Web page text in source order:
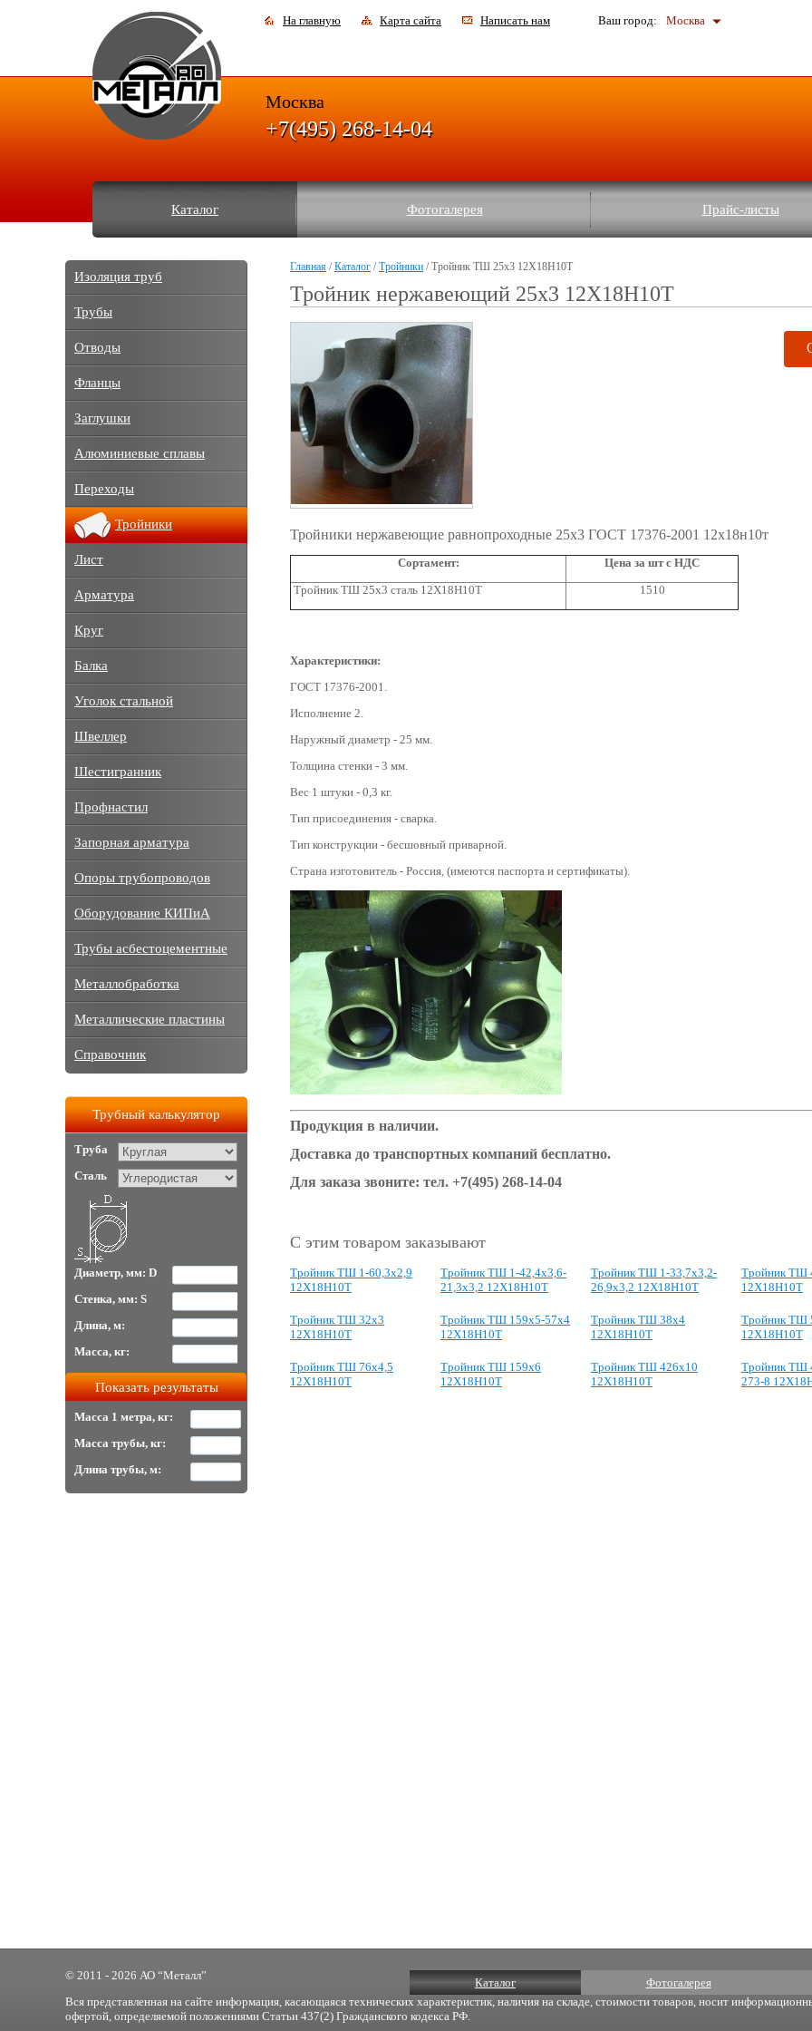
На главную Карта сайта Написать нам Ваш город: Москва
Каталог Фотогалерея Прайс-листы
Москва
+7(495) 268-14-04
Главная /Каталог /Тройники / Тройник ТШ 25х3 12Х18Н10Т
Тройник нержавеющий 25х3 12Х18Н10Т
Тройники нержавеющие равнопроходные 25х3 ГОСТ 17376-2001 12х18н10т
Сортамент:
Цена за шт с НДС
Тройник ТШ 25х3 сталь 12Х18Н10Т
1510
Характеристики:
ГОСТ 17376-2001.
Исполнение 2.
Наружный диаметр - 25 мм.
Толщина стенки - 3 мм.
Вес 1 штуки - 0,3 кг.
Тип присоединения - сварка.
Тип конструкции - бесшовный приварной.
Страна изготовитель - Россия, (имеются паспорта и сертификаты).
Продукция в наличии.
Доставка до транспортных компаний бесплатно.
Для заказа звоните: тел. +7(495) 268-14-04
С этим товаром заказывают
Тройник ТШ 1-60,3х2,9
12Х18Н10Т
Тройник ТШ 1-42,4х3,6-
21,3х3,2 12Х18Н10Т
Тройник ТШ 1-33,7х3,2-
26,9х3,2 12Х18Н10Т
Тройник ТШ
12Х18Н10Т
Тройник ТШ 32х3
12Х18Н10Т
Тройник ТШ 159х5-57х4
12Х18Н10Т
Тройник ТШ 38х4
12Х18Н10Т
Тройник ТШ
12Х18Н10Т
Тройник ТШ 76х4,5
12Х18Н10Т
Тройник ТШ 159х6
12Х18Н10Т
Тройник ТШ 426х10
12Х18Н10Т
Тройник ТШ
273-8
Изоляция труб
Трубы
Отводы
Фланцы
Заглушки
Алюминиевые сплавы
Переходы
Тройники
Лист
Арматура
Круг
Балка
Уголок стальной
Швеллер
Шестигранник
Профнастил
Запорная арматура
Опоры трубопроводов
Оборудование КИПиА
Трубы асбестоцементные
Металлобработка
Металлические пластины
Справочник
Трубный калькулятор
Труба
Сталь
Диаметр, мм: D
Стенка, мм: S
Длина, м:
Масса, кг:
Масса 1 метра, кг:
Масса трубы, кг:
Длина трубы, м:
Каталог Фотогалерея
© 2011 - 2026 АО “Металл”
Вся представленная на сайте информация, касающаяся технических характеристик, наличия на складе, стоимости товаров, носит
офертой, определяемой положениями Статьи 437(2) Гражданского кодекса РФ.